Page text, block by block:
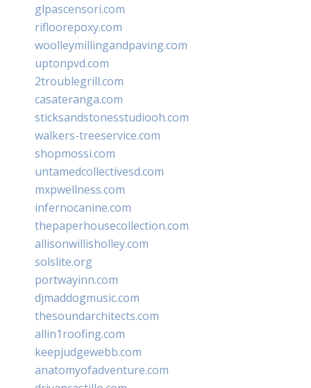
glpascensori.com
rifloorepoxy.com
woolleymillingandpaving.com
uptonpvd.com
2troublegrill.com
casateranga.com
sticksandstonesstudiooh.com
walkers-treeservice.com
shopmossi.com
untamedcollectivesd.com
mxpwellness.com
infernocanine.com
thepaperhousecollection.com
allisonwillisholley.com
solslite.org
portwayinn.com
djmaddogmusic.com
thesoundarchitects.com
allin1roofing.com
keepjudgewebb.com
anatomyofadventure.com